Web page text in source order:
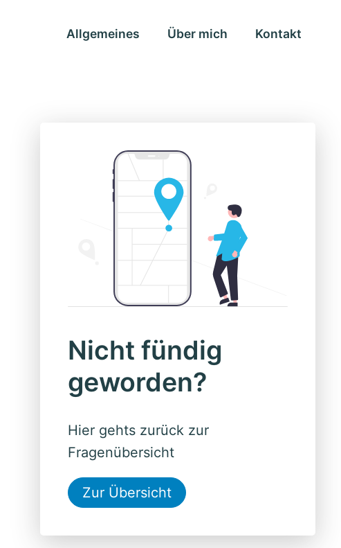
Allgemeines Über mich Kontakt
Nicht fündig
geworden?
Hier gehts zurück zur
Fragenübersicht
Zur Übersicht